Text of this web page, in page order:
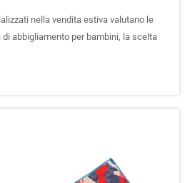
nella vendita estiva valutano le
abbigliamento per bambini, la scelta
determinante tra un prodotto che vola
invenduto in magazzino. I poncho per